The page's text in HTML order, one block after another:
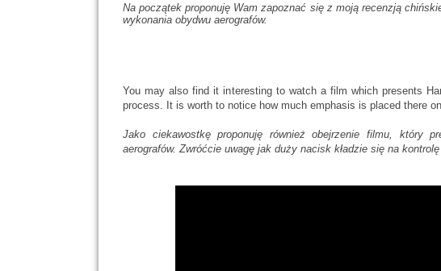
Na początek proponuję Wam zapoznać się z moją recenzją
wykonania obydwu aerografów.
You may also find it interesting to watch a film which presents
process. It is worth to notice how much emphasis is placed there
Jako ciekawostkę proponuję również obejrzenie filmu, który
aerografów. Zwróćcie uwagę jak duży nacisk kładzie się na kontrolę